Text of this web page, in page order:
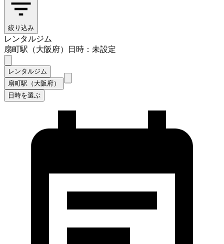
絞り込み
レンタルジム
扇町駅（大阪府）
日時：未設定
レンタルジム
扇町駅（大阪府）
日時を選ぶ